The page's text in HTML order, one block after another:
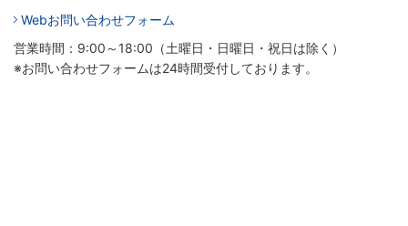
Webお問い合わせフォーム
営業時間：9:00～18:00（土曜日・日曜日・祝日は除く）
※お問い合わせフォームは24時間受付しております。